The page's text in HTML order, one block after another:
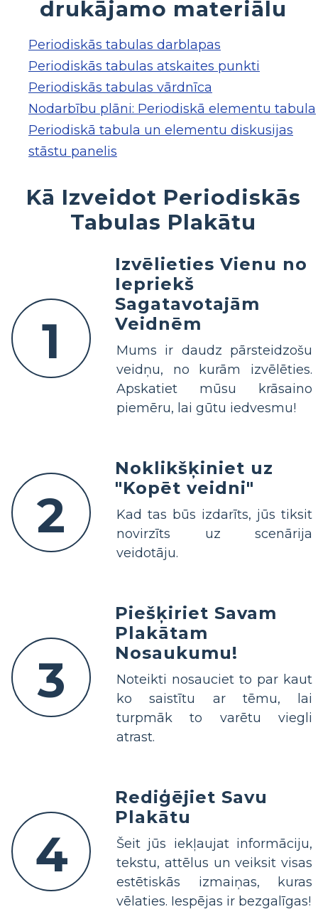
drukājamo materiālu
Periodiskās tabulas darblapas
Periodiskās tabulas atskaites punkti
Periodiskās tabulas vārdnīca
Nodarbību plāni: Periodiskā elementu tabula
Periodiskā tabula un elementu diskusijas
stāstu panelis
Kā Izveidot Periodiskās
Tabulas Plakātu
1
Izvēlieties Vienu no
Iepriekš
Sagatavotajām
Veidnēm
Mums ir daudz pārsteidzošu
veidņu, no kurām izvēlēties.
Apskatiet mūsu krāsaino
piemēru, lai gūtu iedvesmu!
2
Noklikšķiniet uz
"Kopēt veidni"
Kad tas būs izdarīts, jūs tiksit
novirzīts uz scenārija
veidotāju.
3
Piešķiriet Savam
Plakātam
Nosaukumu!
Noteikti nosauciet to par kaut
ko saistītu ar tēmu, lai
turpmāk to varētu viegli
atrast.
4
Rediģējiet Savu
Plakātu
Šeit jūs iekļaujat informāciju,
tekstu, attēlus un veiksit visas
estētiskās izmaiņas, kuras
vēlaties. Iespējas ir bezgalīgas!